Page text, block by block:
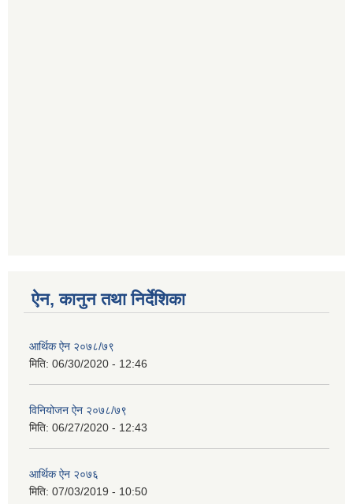
ऐन, कानुन तथा निर्देशिका
आर्थिक ऐन २०७८/७९
मिति: 06/30/2020 - 12:46
विनियोजन ऐन २०७८/७९
मिति: 06/27/2020 - 12:43
आर्थिक ऐन २०७६
मिति: 07/03/2019 - 10:50